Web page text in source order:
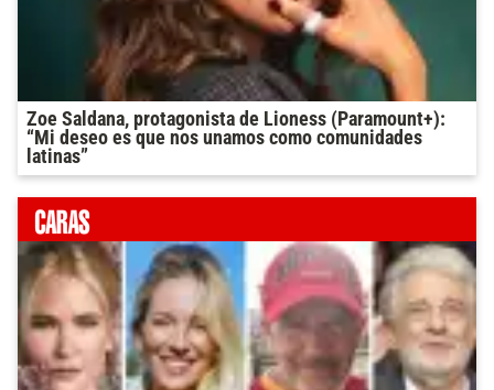
Zoe Saldana, protagonista de Lioness (Paramount+):
“Mi deseo es que nos unamos como comunidades
latinas”